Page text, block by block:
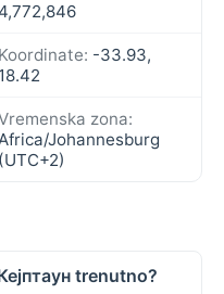
4,772,846
Koordinate: -33.93,
18.42
zona:
Johannesburg
(UTC+2)
trenutno?